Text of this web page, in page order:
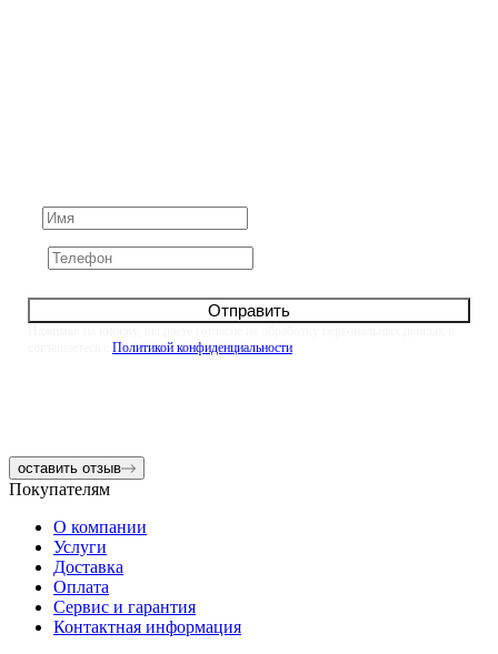
Политикой конфиденциальности
Отправить
оставить отзыв
Покупателям
О компании
Услуги
Доставка
Оплата
Сервис и гарантия
Контактная информация